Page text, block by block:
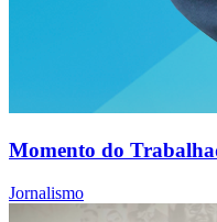
Momento do
Jornalismo